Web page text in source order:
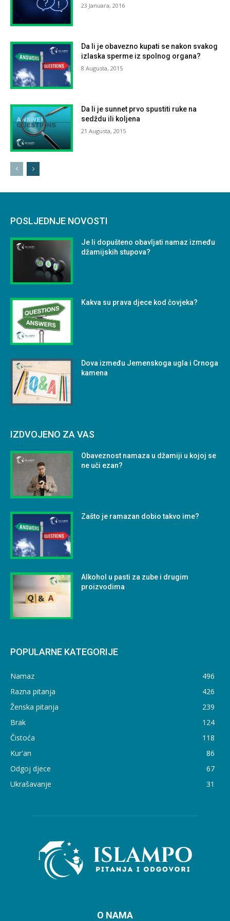
23 Januara, 2016
Da li je obavezno kupati se nakon svakog
izlaska sperme iz spolnog organa?
8 Augusta, 2015
Da li je sunnet prvo spustiti ruke na
sedždu ili koljena
21 Augusta, 2015
POSLJEDNJE NOVOSTI
Je li dopušteno obavljati namaz između
džamijskih stupova?
Kakva su prava djece kod čovjeka?
Dova između Jemenskoga ugla i Crnoga
kamena
IZDVOJENO ZA VAS
Obaveznost namaza u džamiji u kojoj se
ne uči ezan?
Zašto je ramazan dobio takvo ime?
Alkohol u pasti za zube i drugim
proizvodima
POPULARNE KATEGORIJE
Namaz
496
Razna pitanja
426
Ženska pitanja
239
Brak
124
Čistoća
118
Kur'an
86
Odgoj djece
67
Ukrašavanje
31
O NAMA